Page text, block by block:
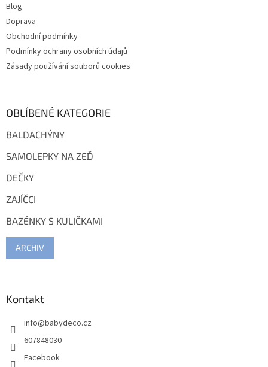
Blog
Doprava
Obchodní podmínky
Podmínky ochrany osobních údajů
Zásady používání souborů cookies
OBLÍBENÉ KATEGORIE
BALDACHÝNY
SAMOLEPKY NA ZEĎ
DEČKY
ZAJÍČCI
BAZÉNKY S KULIČKAMI
ARCHIV
Kontakt
info@babydeco.cz
607848030
Facebook